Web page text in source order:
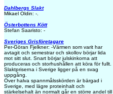
Dahlbergs Slakt
Mikael Oldin: -.
Österbottens Kött
Stefan Saaristo: -
Sveriges Grisföretagare
Per-Göran Fjelkner: -Värmen som varit har
avtagit och semestrar och skollov börjar lida
mot sitt slut. Snart börjar julskinkorna att
produceras och storhushållen att köra för fullt.
Slaktpriserna i Sverige ligger på en svag
uppgång.
Över halva spannmålsskörden är bärgad i
Sverige, med lägre proteinhalt och
stärkelsehalt än normalt går en större andel till